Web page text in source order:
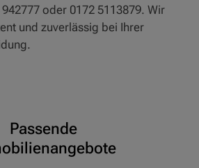
oder 0172 5113879. Wir
und zuverlässig bei Ihrer
Passende